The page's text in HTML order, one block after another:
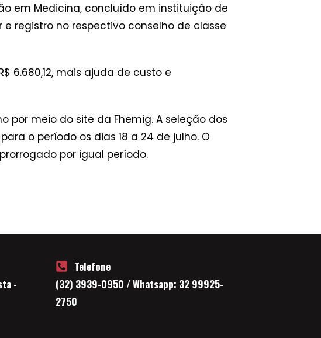
em Medicina, concluído em instituição de
registro no respectivo conselho de classe
6.680,12, mais ajuda de custo e
por meio do site da Fhemig. A seleção dos
o período os dias 18 a 24 de julho. O
por igual período.
-
Telefone
(32) 3939-0950 / Whatsapp: 32 99925-
2750